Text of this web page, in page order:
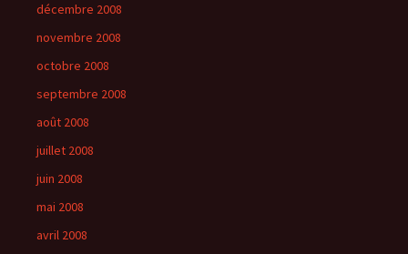
décembre 2008
novembre 2008
octobre 2008
septembre 2008
août 2008
juillet 2008
juin 2008
mai 2008
avril 2008